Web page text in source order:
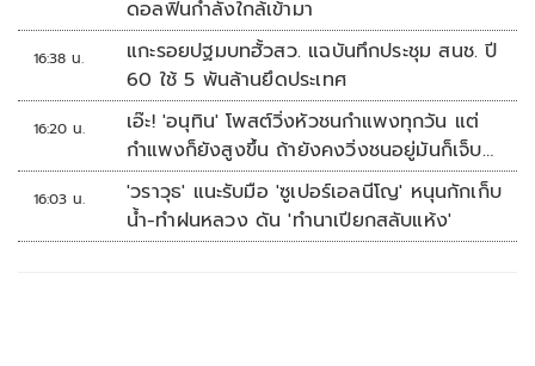
ดอลฟินกำลังใกล้เข้ามา
16:38 น.
แกะรอยปฐมบทฮั้วสว. แฉบันทึกประชุม สนช. ปี
60 ใช้ 5 พันล้านยึดประเทศ
16:20 น.
เอ๊ะ! 'อนุทิน' โพสต์วิ่งหัวชนกำแพงทุกวัน แต่
กำแพงก็ยังสูงขึ้น ถ้ายังคงวิ่งชนอยู่มันก็เจ็บ
หัวอีก
16:03 น.
'วราวุธ' แนะรับมือ 'ซูเปอร์เอลนีโญ' หนุนกักเก็บ
น้ำ-ทำฝนหลวง ดัน 'ทำนาเปียกสลับแห้ง'